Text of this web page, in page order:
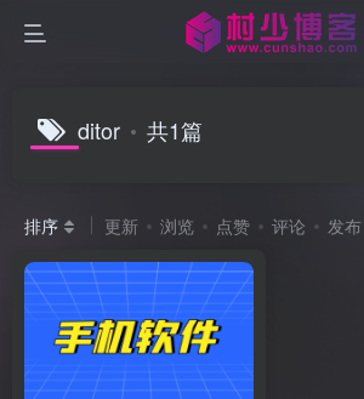
ditor 共1篇
排序 更新 浏览 点赞 评论 发布